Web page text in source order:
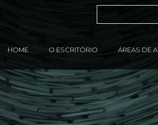
HOME O ESCRITÓRIO ÁREAS DE